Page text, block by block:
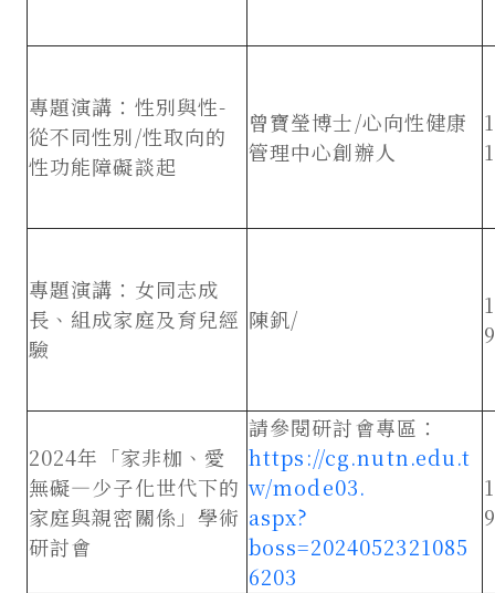
專題演講：性別與性-
從不同性別/性取向的
性功能障礙談起
曾寶瑩博士/心向性健康
管理中心創辦人
專題演講：女同志成
長、組成家庭及育兒經
驗
陳釩/
2024年「家非枷、愛
無礙—少子化世代下的
家庭與親密關係」學術
研討會
請參閱研討會專區：
https://cg.nutn.edu.t
w/mode03.
aspx?
boss=2024052321085
6203